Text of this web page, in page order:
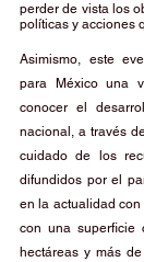
perder de vista los
políticas y acciones
Asimismo, este
para México una
conocer el
nacional, a través
cuidado de los
difundidos por el
en la actualidad
con una superficie
hectáreas y más